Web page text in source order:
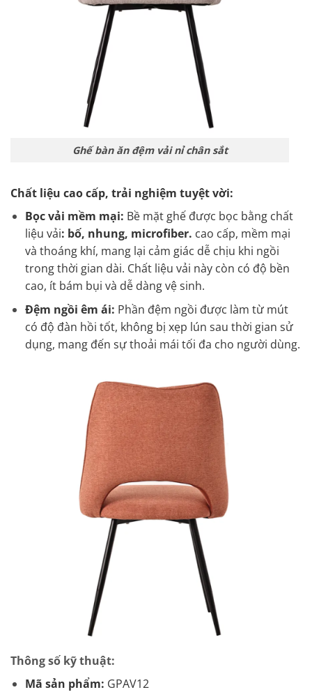
Ghế bàn ăn đệm vải nỉ chân sắt
Chất liệu cao cấp, trải nghiệm tuyệt vời:
Bọc vải mềm mại: Bề mặt ghế được bọc bằng chất
liệu vải: bố, nhung, microfiber. cao cấp, mềm mại
và thoáng khí, mang lại cảm giác dễ chịu khi ngồi
trong thời gian dài. Chất liệu vải này còn có độ bền
cao, ít bám bụi và dễ dàng vệ sinh.
Đệm ngồi êm ái: Phần đệm ngồi được làm từ mút
có độ đàn hồi tốt, không bị xẹp lún sau thời gian sử
dụng, mang đến sự thoải mái tối đa cho người dùng.
Thông số kỹ thuật:
Mã sản phẩm: GPAV12